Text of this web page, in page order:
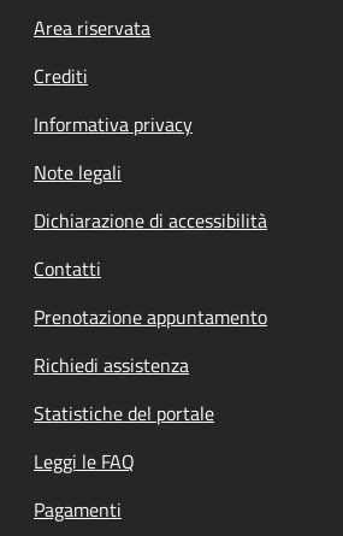
Footer menu
Area riservata
Crediti
Informativa privacy
Note legali
Dichiarazione di accessibilità
Contatti
Prenotazione appuntamento
Richiedi assistenza
Statistiche del portale
Leggi le FAQ
Pagamenti